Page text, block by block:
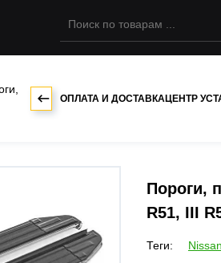
ОПЛАТА И ДОСТАВКАЦЕНТР
Пороги,
R51, III
Теги: Nissan